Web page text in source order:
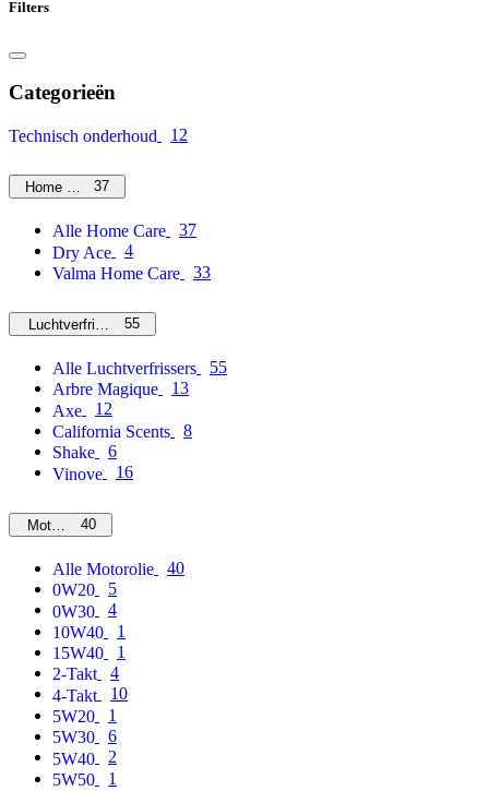
Filters
Categorieën
Technisch onderhoud 12
Home Care37
Alle Home Care
37
Dry Ace
4
Valma Home Care
33
Luchtverfrissers55
Alle Luchtverfrissers
55
Arbre Magique
13
Axe
12
California Scents
8
Shake
6
Vinove
16
Motorolie40
Alle Motorolie
40
0W20
5
0W30
4
10W40
1
15W40
1
2-Takt
4
4-Takt
10
5W20
1
5W30
6
5W40
2
5W50
1